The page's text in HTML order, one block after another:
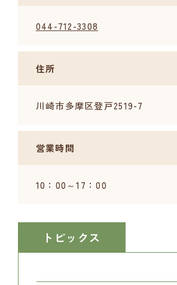
044-712-3308
住所
川崎市多摩区登戸2519-7
営業時間
10：00～17：00
トピックス